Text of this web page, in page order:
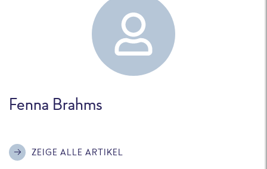
Fenna Brahms
ZEIGE ALLE ARTIKEL